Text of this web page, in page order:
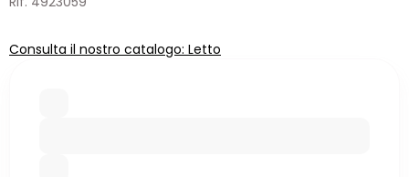
Consulta il nostro catalogo: Letto